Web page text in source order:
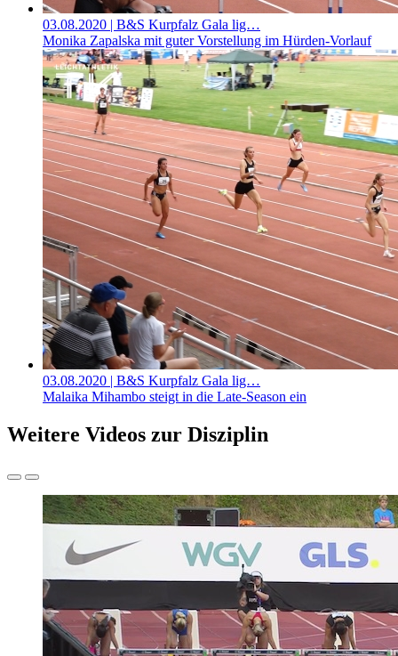
03.08.2020 | B&S Kurpfalz Gala lig…
Monika Zapalska mit guter Vorstellung im Hürden-Vorlauf
03.08.2020 | B&S Kurpfalz Gala lig…
Malaika Mihambo steigt in die Late-Season ein
Weitere Videos zur Disziplin